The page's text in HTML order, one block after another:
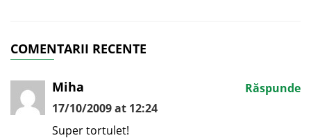
COMENTARII RECENTE
Miha
17/10/2009 at 12:24
Super tortulet!
Răspunde